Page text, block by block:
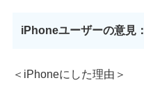
iPhoneユーザーの意見：
＜iPhoneにした理由＞